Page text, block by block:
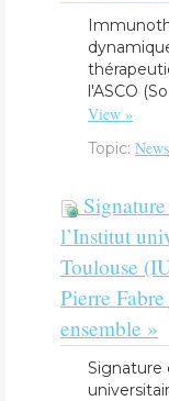
l'ASCO
View »
Topic: News
l’Institut
Toulouse
Pierre
ensemble »
​Signature